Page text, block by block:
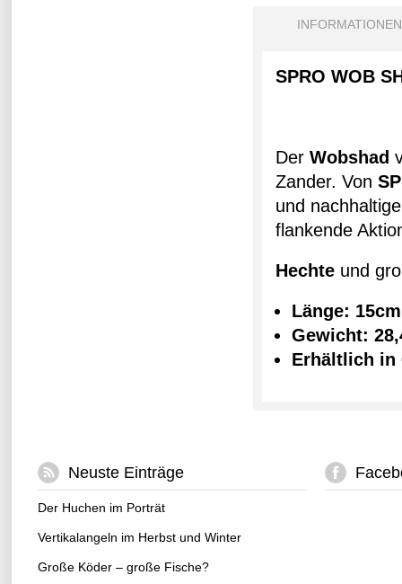
INFORMATIONEN
SPRO WOB
Der Wobshad
Zander. Von
und
flankende
Hechte und
Länge: 15cm
Gewicht:
Erhältlich in
Neuste Einträge
Der Huchen im Porträt
Vertikalangeln im Herbst und Winter
Große Köder – große Fische?